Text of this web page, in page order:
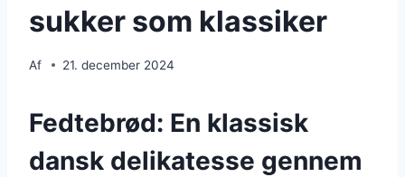
sukker som klassiker
Af 21. december 2024
Fedtebrød: En klassisk
dansk delikatesse gennem